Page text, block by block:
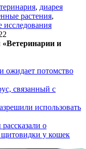
, диарея
растения,
исследования
и
ожидает потомство
связанный с
использовать
о
щитовидки у кошек